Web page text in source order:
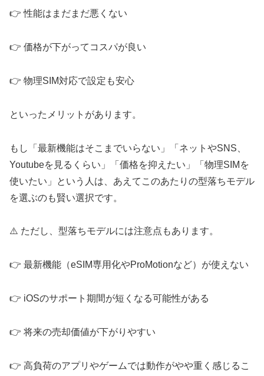
👉️ 性能はまだまだ悪くない
👉️ 価格が下がってコスパが良い
👉️ 物理SIM対応で設定も安心
といったメリットがあります。
もし「最新機能はそこまでいらない」「ネットやSNS、
Youtubeを見るくらい」「価格を抑えたい」「物理SIMを
使いたい」という人は、あえてこのあたりの型落ちモデル
を選ぶのも賢い選択です。
⚠️ ただし、型落ちモデルには注意点もあります。
👉️ 最新機能（eSIM専用化やProMotionなど）が使えない
👉️ iOSのサポート期間が短くなる可能性がある
👉️ 将来の売却価値が下がりやすい
👉️ 高負荷のアプリやゲームでは動作がやや重く感じるこ